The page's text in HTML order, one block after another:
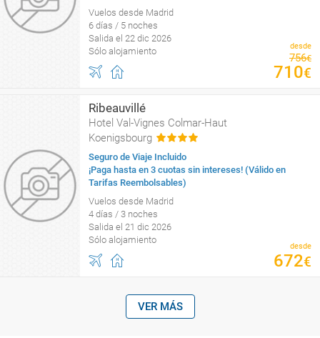
Vuelos desde Madrid
6 días / 5 noches
Salida el 22 dic 2026
Sólo alojamiento
desde
756€
710€
Ribeauvillé
Hotel Val-Vignes Colmar-Haut
Koenigsbourg
Seguro de Viaje Incluido
¡Paga hasta en 3 cuotas sin intereses! (Válido en
Tarifas Reembolsables)
Vuelos desde Madrid
4 días / 3 noches
Salida el 21 dic 2026
Sólo alojamiento
desde
672€
VER MÁS